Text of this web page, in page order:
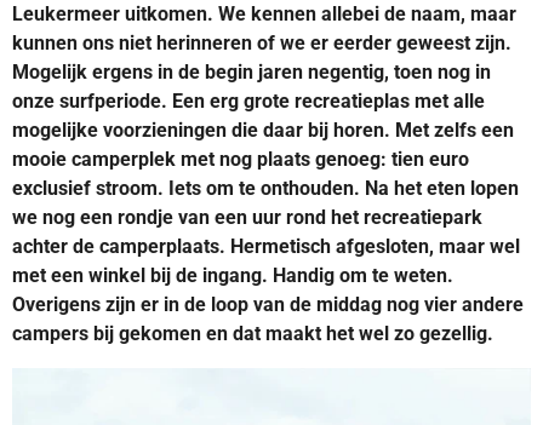
Leukermeer uitkomen. We kennen allebei de naam, maar
kunnen ons niet herinneren of we er eerder geweest zijn.
Mogelijk ergens in de begin jaren negentig, toen nog in
onze surfperiode. Een erg grote recreatieplas met alle
mogelijke voorzieningen die daar bij horen. Met zelfs een
mooie camperplek met nog plaats genoeg: tien euro
exclusief stroom. Iets om te onthouden. Na het eten lopen
we nog een rondje van een uur rond het recreatiepark
achter de camperplaats. Hermetisch afgesloten, maar wel
met een winkel bij de ingang. Handig om te weten.
Overigens zijn er in de loop van de middag nog vier andere
campers bij gekomen en dat maakt het wel zo gezellig.